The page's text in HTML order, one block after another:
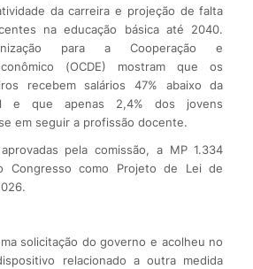
da carreira e projeção de falta
na educação básica até 2040.
para a Cooperação e
(OCDE) mostram que os
recebem salários 47% abaixo da
e que apenas 2,4% dos jovens
em seguir a profissão docente.
pela comissão, a MP 1.334
Congresso como Projeto de Lei de
solicitação do governo e acolheu no
relacionado a outra medida